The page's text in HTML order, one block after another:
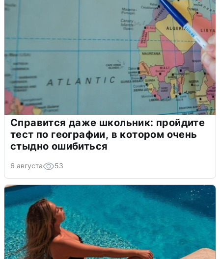
Справится даже школьник: пройдите
тест по географии, в котором очень
стыдно ошибиться
6 августа 53